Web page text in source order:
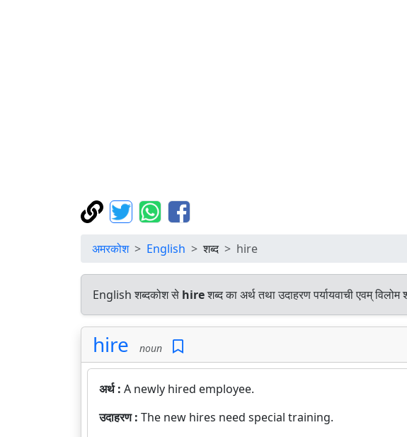
अमरकोश English शब्द hire
English शब्दकोश से hireशब्द का अर्थ तथा उदाहरण पर्यायवाची एवम्
hire noun
अर्थ : A newly hired employee.
उदाहरण : The new hires need special training.